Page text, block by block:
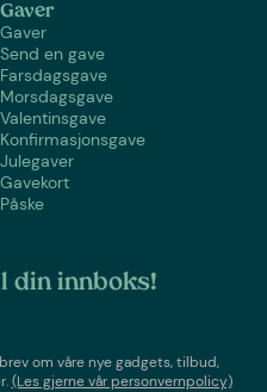
Gaver
Gaver
Send en gave
Farsdagsgave
Morsdagsgave
Valentinsgave
Konfirmasjonsgave
Julegaver
Gavekort
Påske
din innboks!
om våre nye gadgets, tilbud,
(Les gjerne vår personvernpolicy)